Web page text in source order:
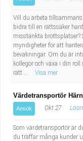
Vill du arbeta
bidra till en rättssäker
misstänkta brottsplatser?
myndigheter för att
bevakningar. Om du är
kollegor och växa i din
rätt ...
Visa mer
Värdetransportör
Ansök Okt 27
Som värdetransportör är
du träffar många kunder